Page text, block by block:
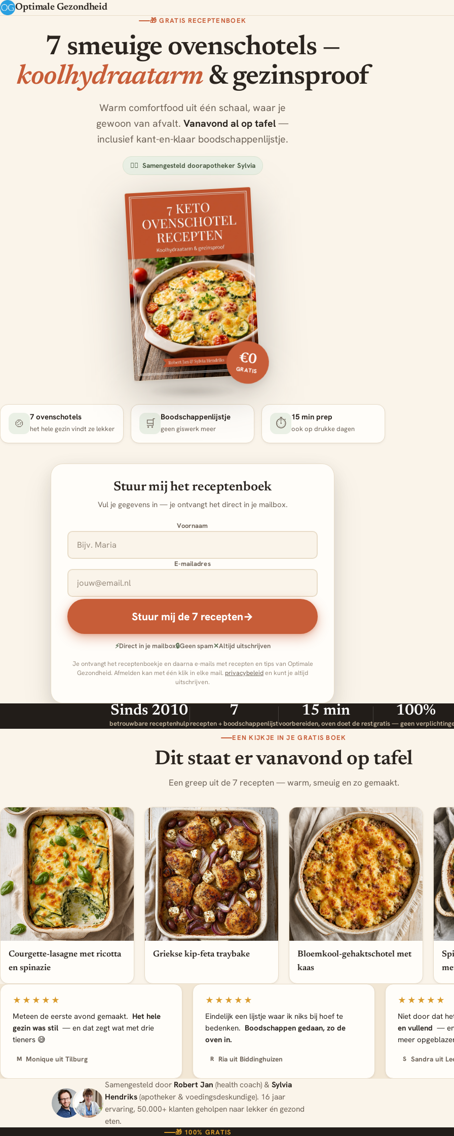
Optimale Gezondheid
🎁 GRATIS RECEPTENBOEK
7 smeuige ovenschotels —
koolhydraatarm& gezinsproof
Warm comfortfood uit één schaal, waar je
gewoon van afvalt. Vanavond al op tafel—
inclusief kant-en-klaar boodschappenlijstje.
👩‍⚕️ Samengesteld doorapotheker Sylvia
€0
GRATIS
🍲 7 ovenschotels
het hele gezin vindt ze lekker 🛒 Boodschappenlijstje
geen giswerk meer ⏱️ 15 min prep
ook op drukke dagen
Stuur mij het receptenboek
Vul je gegevens in — je ontvangt het direct in je mailbox.
Voornaam
E-mailadres
Stuur mij de 7 recepten→
⚡Direct in je mailbox🔒Geen spam✕Altijd uitschrijven
Je ontvangt het receptenboekje en daarna e-mails met recepten en tips van Optimale
Gezondheid. Afmelden kan met één klik in elke mail. privacybeleiden kunt je altijd
uitschrijven.
Sinds 2010
betrouwbare receptenhulp
7
recepten + boodschappenlijst
15 min
voorbereiden, oven doet de rest
100%
gratis — geen
EEN KIJKJE IN JE GRATIS BOEK
Dit staat er vanavond op tafel
Een greep uit de 7 recepten — warm, smeuig en zo gemaakt.
Courgette-lasagne met ricotta
en spinazie
Griekse kip-feta traybake
Bloemkool-gehaktschotel met
kaas
★★★★★
Meteen de eerste avond gemaakt. Het hele
gezin was stil — en dat zegt wat met drie
tieners 😅
M Monique uit Tilburg
★★★★★
Eindelijk een lijstje waar ik niks bij hoef te
bedenken. Boodschappen gedaan, zo de
oven in.
R Ria uit Biddinghuizen
★★★★★
Niet door dat
en vullend — en
meer
S Sandra uit
Samengesteld door Robert Jan (health coach) & Sylvia
Hendriks(apotheker & voedingsdeskundige). 16 jaar
ervaring, 50.000+ klanten geholpen naar lekker én gezond
eten.
🎁 100% GRATIS